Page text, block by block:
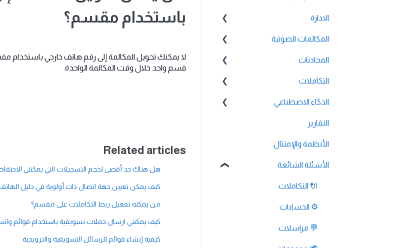
باستخدام مقسم؟
لا يمكنك تحويل المكالمة إلى رقم هاتف خارجي
قسم واحد خلال وقت المكالمة الواحدة.
Related articles
هل هناك حد أقصى لحجم التسجيلات التي يمكنني
كيف يمكن تعيين جهة اتصال ذات أولوية في دليل
من يمكنه تفعيل ربط التكاملات على مقسم؟
كيف يمكنني ارسال حملات تسويقية باستخدام قوائم
كيفية إنشاء قوائم للرسائل التسويقية والترويجية
الادارة
💳 الفوترة والدفع
⚙️ إعدادات الحساب
المكالمات الصوتية
🔀 بناء الرد الصوتي التفاعلي
📞 جميع ميزات الصوت
المحادثات
💬 واتساب
التكاملات
🔌 تكامل HubSpot
🔌 تكامل Pipedrive
🔌 تكامل Intercom
🔌 تكامل Zendesk
🔌 تكامل FreshDesk
🔌 تكامل Salesloft
🔌 تكامل Salesforce
الذكاء الاصطناعي
الوكيل الذكيالتقارير
الأنظمة والإمتثال
الأسئلة الشائعة
🔌 التكاملات
⚙️ الحسابات
💬 مراسلات